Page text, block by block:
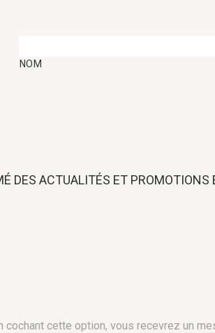
NOM
DES ACTUALITÉS ET PROMOTIONS
cette option, vous recevrez un